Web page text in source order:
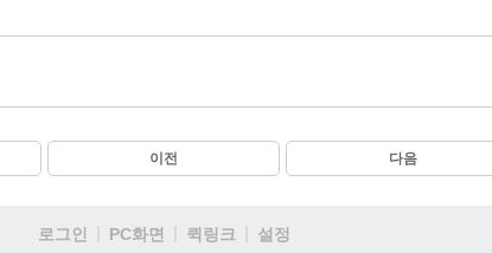
이전 다음
로그인 PC화면 퀵링크 설정